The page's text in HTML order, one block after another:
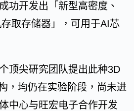
功开发出「新型高密度、
取存储器」，可用于AI芯
顶尖研究团队提出此种3D
，均仍在实验阶段，尚未进
中心与旺宏电子合作开发